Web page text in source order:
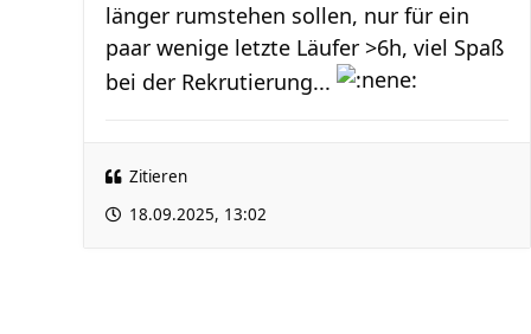
länger rumstehen sollen, nur für ein
paar wenige letzte Läufer >6h, viel Spaß
bei der Rekrutierung...
Zitieren
18.09.2025, 13:02